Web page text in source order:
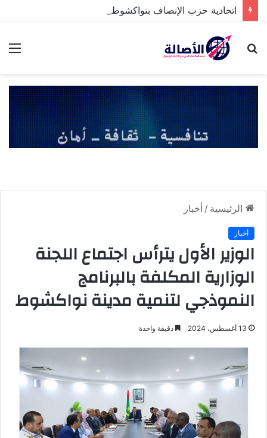
بحث
الرئيسية / أخبار
أخبار
الوزير الأول يترأس اجتماع اللجنة
الوزارية المكلفة بالبرنامج
النموذجي لتنمية مدينة نواكشوط
13 أغسطس، 2024 دقيقة واحدة